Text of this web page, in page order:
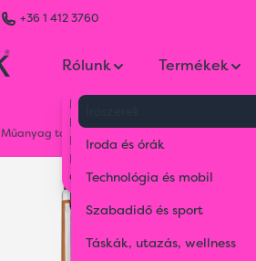
+36 1 412 3760
Rólunk
Kik vagyunk
Kapcsolat
Blog
Karrier
Gyakran Ismételt Kérdések
Termékek
Iroda és órák
Technológia és mobil
Szabadidő és sport
Táskák, utazás, wellness
Műanyag tollak